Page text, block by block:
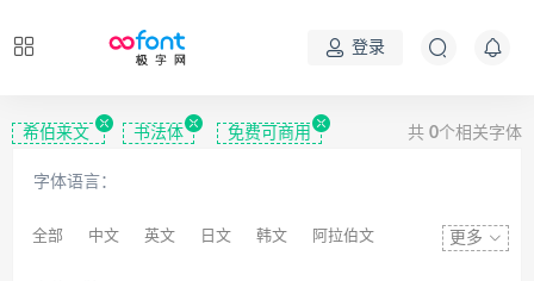
登录
希伯来文 书法体 免费可商用 共 0个相关字体
字体语言：
全部 中文 英文 日文 韩文 阿拉伯文 更多